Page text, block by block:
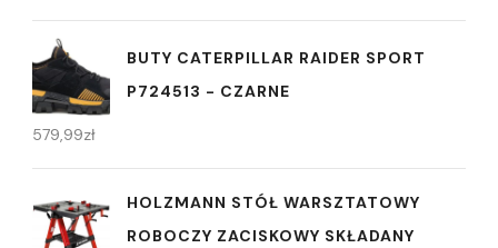
BUTY CATERPILLAR RAIDER SPORT
P724513 - CZARNE
579,99zł
HOLZMANN STÓŁ WARSZTATOWY
ROBOCZY ZACISKOWY SKŁADANY